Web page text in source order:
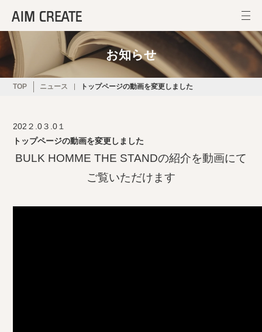
お知らせ
TOP ニュース トップページの動画を変更しました
202２.0３.0１
トップページの動画を変更しました
BULK HOMME THE STANDの紹介を動画にて
ご覧いただけます